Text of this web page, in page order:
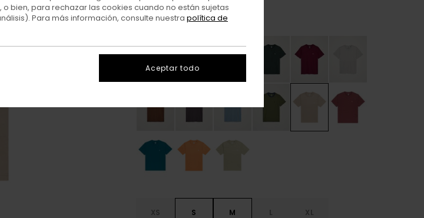
ColorAluminum
XS S M L XL
bien, para rechazar las cookies cuando no están sujetas
Para más información, consulte nuestra política de
Aceptar todo